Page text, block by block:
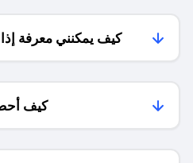
كيف يمكنني معرفة
كيف